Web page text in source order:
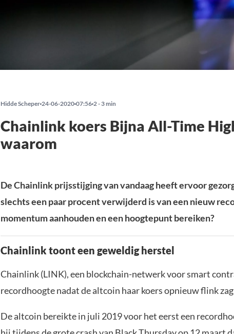
Hidde Scheper 24-06-2020 07:56 2 - 3 min
Chainlink koers Bijna All-Time
waarom
De Chainlink prijsstijging van vandaag heeft ervoor
slechts een paar procent verwijderd is van een nieuw
momentum aanhouden en een hoogtepunt bereiken?
Chainlink toont een geweldig herstel
Chainlink (LINK), een blockchain-netwerk voor smart
recordhoogte nadat de altcoin haar koers opnieuw flink
De altcoin bereikte in juli 2019 voor het eerst een